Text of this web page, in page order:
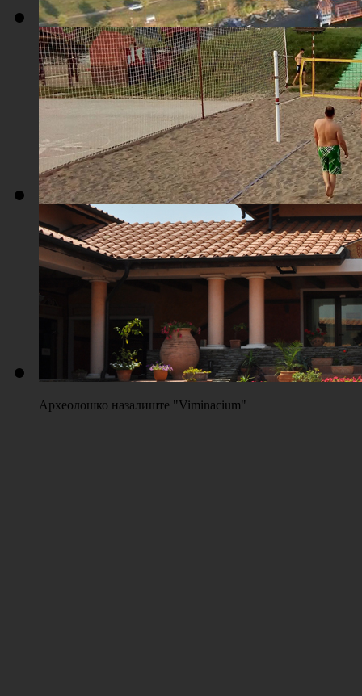
Плажа "Топољар" - Поглед из ваздуха
Плажа "Топољар" - Терени на песку
Археолошко назалиште "Viminacium"